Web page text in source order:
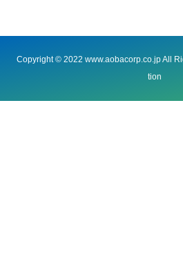
Copyright © 2022 www.aobacorp.co.jp All
tion